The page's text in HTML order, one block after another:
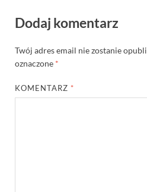
Dodaj komentarz
Twój adres email nie zostanie
oznaczone *
KOMENTARZ *